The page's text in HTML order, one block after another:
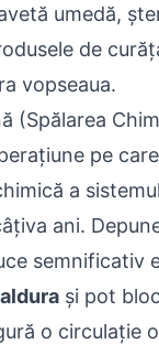
umedă,
de
vopseaua.
(Spălarea
pe
a
ani.
semnificativ
și pot
o circulație